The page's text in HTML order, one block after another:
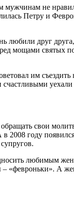
не
Петру и
любили друг
мощами святых
им
свои
году
любимым
А